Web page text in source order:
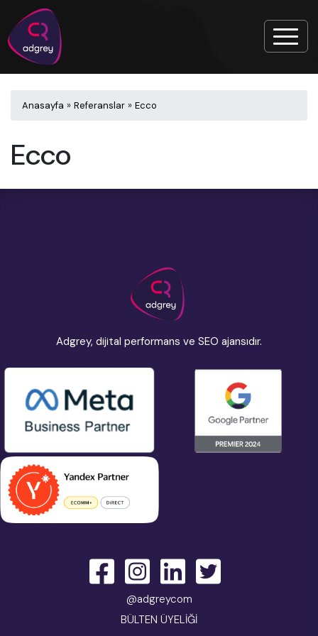
Anasayfa » Referanslar » Ecco
Ecco
Adgrey, dijital performans ve SEO ajansıdır.
@adgreycom
BÜLTEN ÜYELİĞİ